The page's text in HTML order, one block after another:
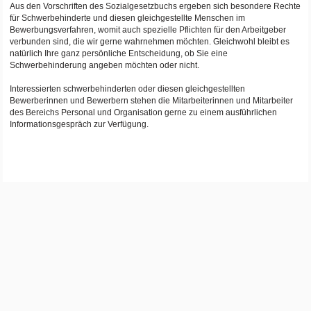
Aus den Vorschriften des Sozialgesetzbuchs ergeben sich besondere Rechte
für Schwerbehinderte und diesen gleichgestellte Menschen im
Bewerbungsverfahren, womit auch spezielle Pflichten für den Arbeitgeber
verbunden sind, die wir gerne wahrnehmen möchten. Gleichwohl bleibt es
natürlich Ihre ganz persönliche Entscheidung, ob Sie eine
Schwerbehinderung angeben möchten oder nicht.
Interessierten schwerbehinderten oder diesen gleichgestellten
Bewerberinnen und Bewerbern stehen die Mitarbeiterinnen und Mitarbeiter
des Bereichs Personal und Organisation gerne zu einem ausführlichen
Informationsgespräch zur Verfügung.